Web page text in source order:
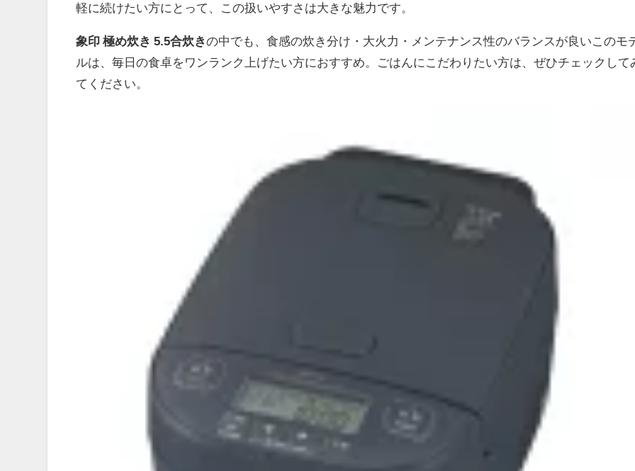
軽に続けたい方にとって、この扱いやすさは大きな魅力です。
象印 極め炊き 5.5合炊きの中でも、食感の炊き分け・大火力・メンテナンス性のバランスが良いこのモ
ルは、毎日の食卓をワンランク上げたい方におすすめ。ごはんにこだわりたい方は、ぜひチェックして
てください。